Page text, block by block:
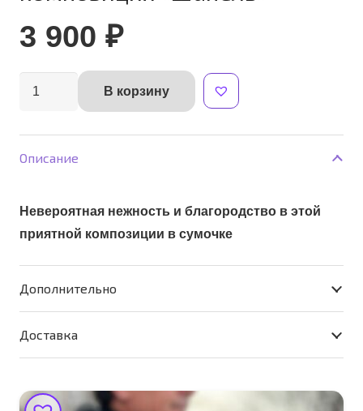
3 900 ₽
Количество
В корзину
Alternative:
Описание
Невероятная нежность и благородство в этой
приятной композиции в сумочке
Дополнительно
Доставка